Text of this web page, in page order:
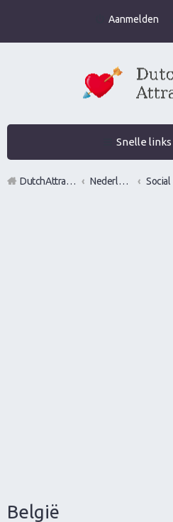
Aanmelden
Snelle links
DutchAttraction.nl Nederlands grootste Dutch Attraction, Lifestyle, Vrouwen versieren en Pick-Up (PUA) Forum Social
België